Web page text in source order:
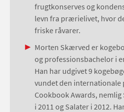
frugtkonserves og
levn fra prærielivet, hvor
friske råvarer.
Morten Skærved er
og professionsbachelor i
Han har udgivet 9
vundet den internationale
Cookbook Awards,
i 2011 og Salater i 2012.